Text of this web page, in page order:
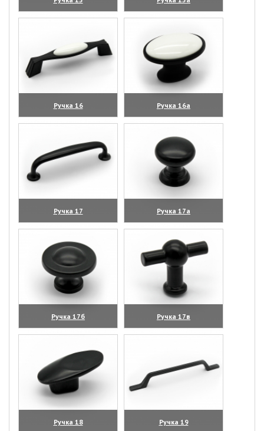
(увеличить)
(увеличить)
Ручка 16
(увеличить)
Ручка 16а
(увеличить)
Ручка 17
(увеличить)
Ручка 17а
(увеличить)
Ручка 17б
(увеличить)
Ручка 17в
(увеличить)
Ручка 18
Ручка 19